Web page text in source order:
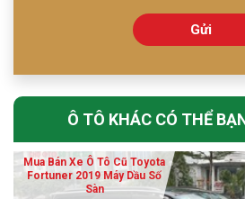
Gửi
Ô TÔ KHÁC CÓ THỂ
Mua Bán Xe Ô Tô Cũ Toyota
Fortuner 2019 Máy Dầu Số
Sàn